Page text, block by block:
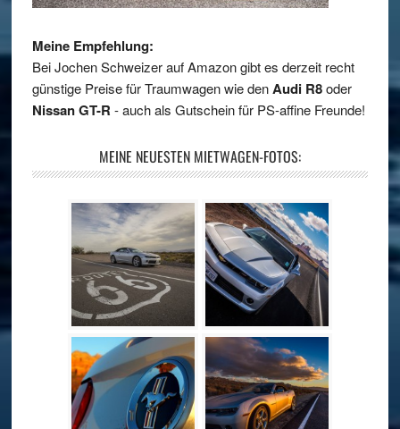
Meine Empfehlung:
Bei Jochen Schweizer auf Amazon gibt es derzeit recht
günstige Preise für Traumwagen wie denAudi R8oder
Nissan GT-R - auch als Gutschein für PS-affine Freunde!
MEINE NEUESTEN MIETWAGEN-FOTOS: